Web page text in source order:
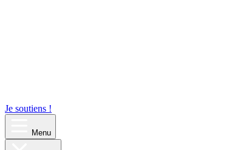
Je soutiens !
Menu